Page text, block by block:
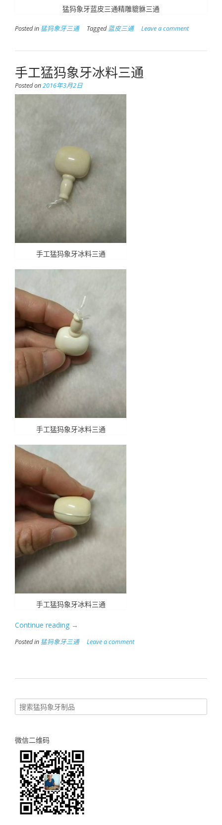
猛犸象牙蓝皮三通精雕貔貅三通
Posted in 猛犸象牙三通 Tagged蓝皮三通 Leave a comment
手工猛犸象牙冰料三通
Posted on2016年3月2日
手工猛犸象牙冰料三通
手工猛犸象牙冰料三通
手工猛犸象牙冰料三通
Continue reading “手
猛
牙
料
三
→
Posted in 猛犸象牙三通 Leave a comment
微信二维码